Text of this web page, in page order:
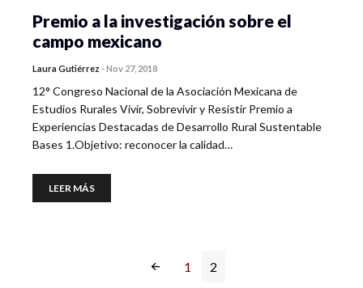
Premio a la investigación sobre el
campo mexicano
Laura Gutiérrez -Nov 27, 2018
12° Congreso Nacional de la Asociación Mexicana de
Estudios Rurales Vivir, Sobrevivir y Resistir Premio a
Experiencias Destacadas de Desarrollo Rural Sustentable
Bases 1.Objetivo: reconocer la calidad…
LEER MÁS
1 2